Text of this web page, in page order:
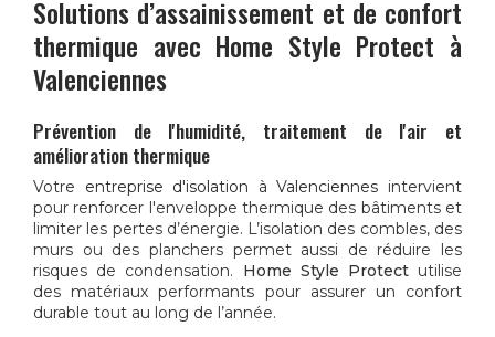
Solutions d’assainissement et de confort
thermique avec Home Style Protect à
Valenciennes
Prévention de l'humidité, traitement de l'air et
amélioration thermique
Votre entreprise d'isolation à Valenciennes intervient
pour renforcer l'enveloppe thermique des bâtiments et
limiter les pertes d’énergie. L’isolation des combles, des
murs ou des planchers permet aussi de réduire les
risques de condensation. Home Style Protectutilise
des matériaux performants pour assurer un confort
durable tout au long de l’année.